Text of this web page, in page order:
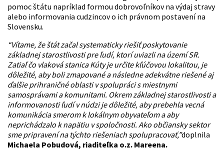
pomoc štátu napríklad formou dobrovoľníkov na výdaj stravy
alebo informovania cudzincov o ich právnom postavení na
Slovensku.
“Vítame, že štát začal systematicky riešiť poskytovanie
základnej starostlivosti pre ľudí, ktorí uviazli na území SR.
Zatiaľ čo vlaková stanica Kúty je určite kľúčovou lokalitou, je
dôležité, aby boli zmapované a následne adekvátne riešené aj
ďalšie prihraničné oblasti v spolupráci s miestnymi
samosprávami a komunitami. Okrem základnej starostlivosti a
informovanosti ľudí v núdzi je dôležité, aby prebehla vecná
komunikácia smerom k lokálnym obyvateľom a aby
neprichádzalo k napätiu v spoločnosti. Ako občiansky sektor
sme pripravení na týchto riešeniach spolupracovať,”doplnila
Michaela Pobudová, riaditeľka o.z. Mareena.